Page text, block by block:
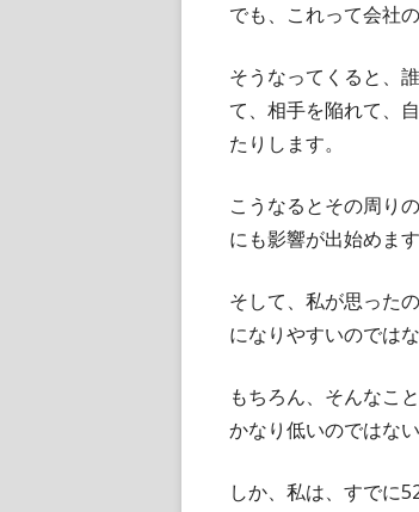
でも、これって会社
そうなってくると、
て、相手を陥れて、
たりします。
こうなるとその周り
にも影響が出始めます
そして、私が思った
になりやすいのでは
もちろん、そんなこ
かなり低いのではない
しか、私は、すでに52